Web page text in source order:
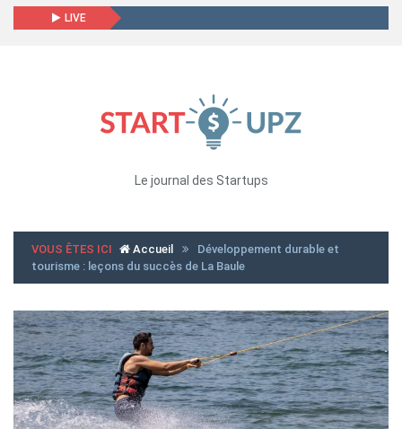
LIVE
Le journal des Startups
VOUS ÊTES ICI Accueil
Développement durable et
tourisme : leçons du succès de La Baule